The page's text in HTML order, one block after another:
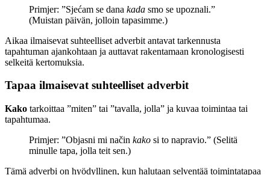
Primjer: ”Sjećam se dana kada smo se upoznali.”
(Muistan päivän, jolloin tapasimme.)
Aikaa ilmaisevat suhteelliset adverbit antavat tarkennusta
tapahtuman ajankohtaan ja auttavat rakentamaan kronologisesti
selkeitä kertomuksia.
Tapaa ilmaisevat suhteelliset adverbit
Kako tarkoittaa ”miten” tai ”tavalla, jolla” ja kuvaa toimintaa tai
tapahtumaa.
Primjer: ”Objasni mi način kako si to napravio.” (Selitä
minulle tapa, jolla teit sen.)
Tämä adverbi on hyödyllinen, kun halutaan selventää toimintatapaa